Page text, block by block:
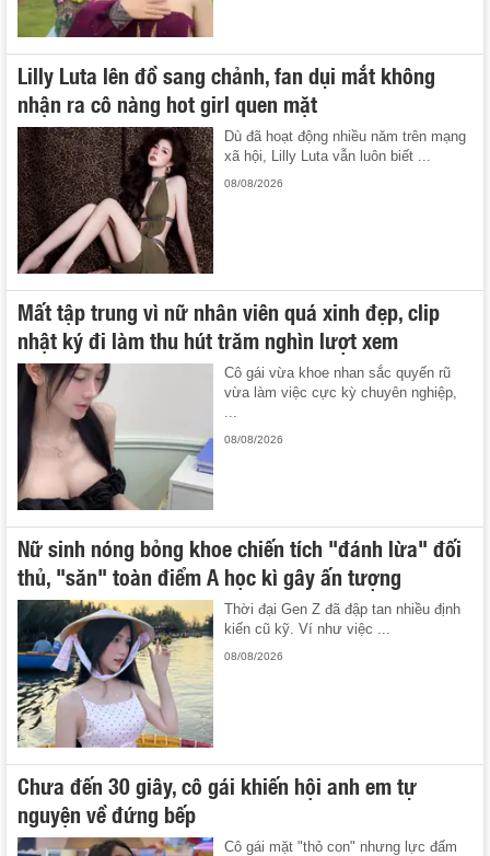
Lilly Luta lên đồ sang chảnh, fan dụi mắt không
nhận ra cô nàng hot girl quen mặt
Dù đã hoạt động nhiều năm trên mạng
xã hội, Lilly Luta vẫn luôn biết ...
08/08/2026
Mất tập trung vì nữ nhân viên quá xinh đẹp, clip
nhật ký đi làm thu hút trăm nghìn lượt xem
Cô gái vừa khoe nhan sắc quyến rũ
vừa làm việc cực kỳ chuyên nghiệp,
...
08/08/2026
Nữ sinh nóng bỏng khoe chiến tích "đánh lừa" đối
thủ, "săn" toàn điểm A học kì gây ấn tượng
Thời đại Gen Z đã đập tan nhiều định
kiến cũ kỹ. Ví như việc ...
08/08/2026
Chưa đến 30 giây, cô gái khiến hội anh em tự
nguyện về đứng bếp
Cô gái mặt "thỏ con" nhưng lực đấm